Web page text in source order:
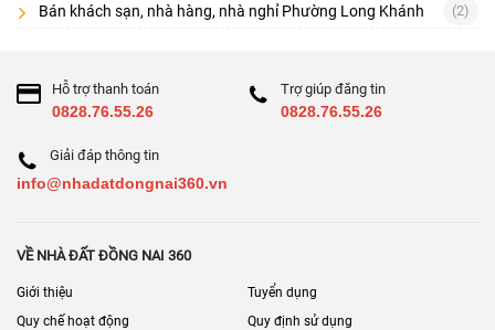
Vận hành:công suất phòng (nếu lưu trú), lượng khách, kênh bán
Checklist 9 điểm
Hồ sơ pháp lý & hiện trạng công trình
PCCC, lối thoát hiểm, hệ thống kỹ thuật
Doanh thu/chi phí vận hành (kiểm chứng)
Nhân sự/nhà cung cấp (nếu chuyển giao vận hành)
Bán khách sạn, nhà hàng, nhà nghỉ Phường Long Khánh (2)
Hỗ trợ thanh toán
0828.76.55.26
Trợ giúp đăng tin
0828.76.55.26
Giải đáp thông tin
info@nhadatdongnai360.vn
VỀ NHÀ ĐẤT ĐỒNG NAI 360
Giới thiệu
Tuyển dụng
Quy chế hoạt động
Quy định sử dụng